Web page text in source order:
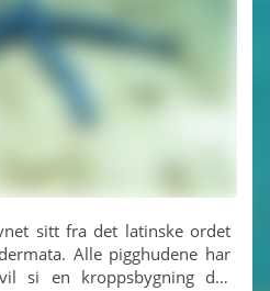
sitt fra det latinske ordet
Alle pigghudene har
si en kroppsbygning der